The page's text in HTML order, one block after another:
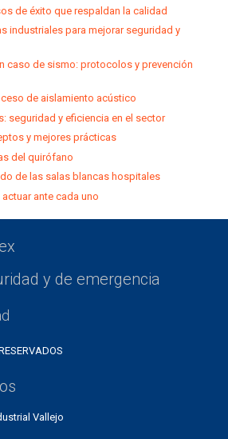
de éxito que respaldan la calidad
industriales para mejorar seguridad y
caso de sismo: protocolos y prevención
de aislamiento acústico
seguridad y eficiencia en el sector
y mejores prácticas
del quirófano
de las salas blancas hospitales
ante cada uno
y de emergencia
Vallejo